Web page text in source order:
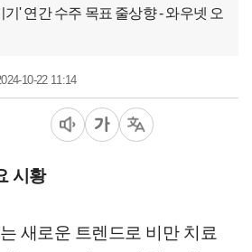
' 연간 수주 목표 줄상향 - 와우넷 오
10-22 11:14
시황
새로운 트렌드로 비만 치료